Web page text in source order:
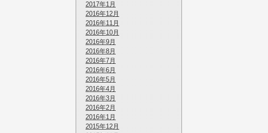
2017年1月
2016年12月
2016年11月
2016年10月
2016年9月
2016年8月
2016年7月
2016年6月
2016年5月
2016年4月
2016年3月
2016年2月
2016年1月
2015年12月